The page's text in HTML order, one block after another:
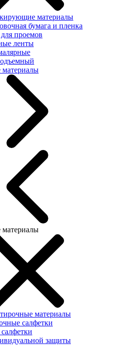
материалы
бумага и пленка
проемов
ленты
материалы
салфетки
защиты